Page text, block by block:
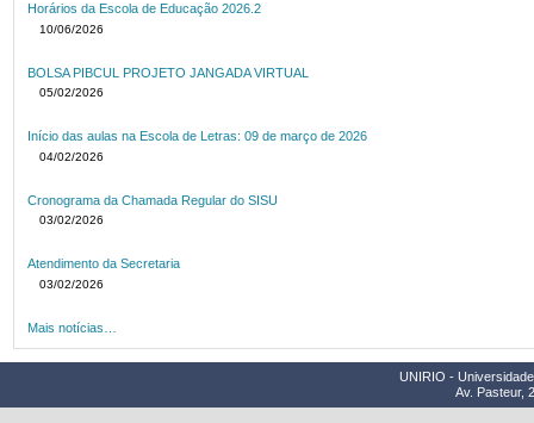
Horários da Escola de Educação 2026.2
10/06/2026
BOLSA PIBCUL PROJETO JANGADA VIRTUAL
05/02/2026
Início das aulas na Escola de Letras: 09 de março de 2026
04/02/2026
Cronograma da Chamada Regular do SISU
03/02/2026
Atendimento da Secretaria
03/02/2026
Mais notícias…
UNIRIO -
Av. Pasteur,